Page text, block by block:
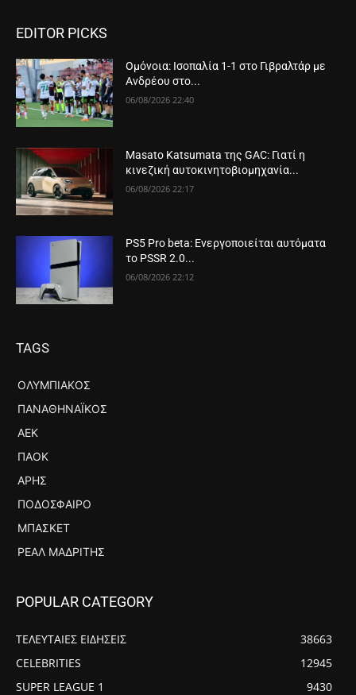
EDITOR PICKS
Ομόνοια: Ισοπαλία 1-1 στο Γιβραλτάρ με
Ανδρέου στο...
06/08/2026 22:40
Masato Katsumata της GAC: Γιατί η
κινεζική αυτοκινητοβιομηχανία...
06/08/2026 22:17
PS5 Pro beta: Ενεργοποιείται αυτόματα
το PSSR 2.0...
06/08/2026 22:12
TAGS
ΟΛΥΜΠΙΑΚΌΣ
ΠΑΝΑΘΗΝΑΪΚΌΣ
ΑΕΚ
ΠΑΟΚ
ΆΡΗΣ
ΠΟΔΌΣΦΑΙΡΟ
ΜΠΆΣΚΕΤ
ΡΕΆΛ ΜΑΔΡΊΤΗΣ
POPULAR CATEGORY
ΤΕΛΕΥΤΑΙΕΣ ΕΙΔΗΣΕΙΣ
38663
CELEBRITIES
12945
SUPER LEAGUE 1
9430